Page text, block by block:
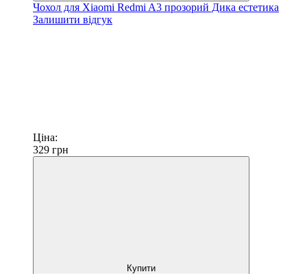
Чохол для Xiaomi Redmi A3 прозорий Дика естетика
Залишити відгук
Ціна:
329 грн
Купити